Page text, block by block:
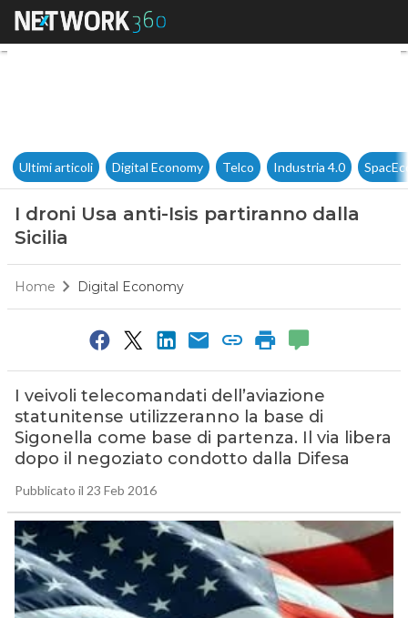
I droni Usa anti-Isis
Ultimi articoli Digital Economy Telco Industria 4.0
I droni Usa anti-Isis partiranno dalla
Sicilia
Home Digital Economy
I veivoli telecomandati dell’aviazione
statunitense utilizzeranno la base di
Sigonella come base di partenza. Il via libera
dopo il negoziato condotto dalla Difesa
Pubblicato il 23 Feb 2016